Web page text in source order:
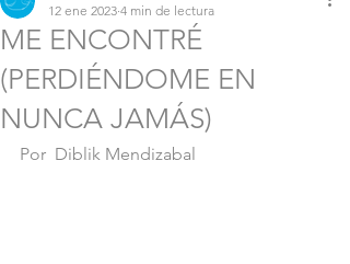
ME ENCONTRÉ
(PERDIÉNDOME EN
NUNCA JAMÁS)
12 ene 2023 4 min de lectura
Por  Diblik Mendizabal